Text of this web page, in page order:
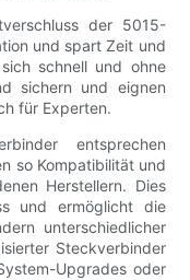
der 5015-
und spart Zeit und
schnell und ohne
sichern und eignen
für Experten.
entsprechen
so Kompatibilität und
Herstellern. Dies
und ermöglicht die
unterschiedlicher
Steckverbinder
Upgrades oder